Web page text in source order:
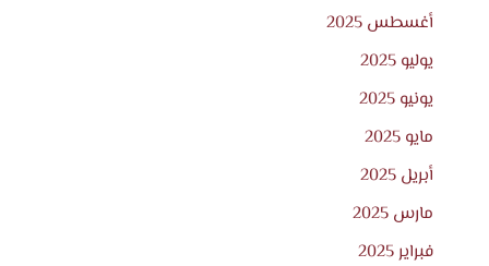
أغسطس 2025
يوليو 2025
يونيو 2025
مايو 2025
أبريل 2025
مارس 2025
فبراير 2025